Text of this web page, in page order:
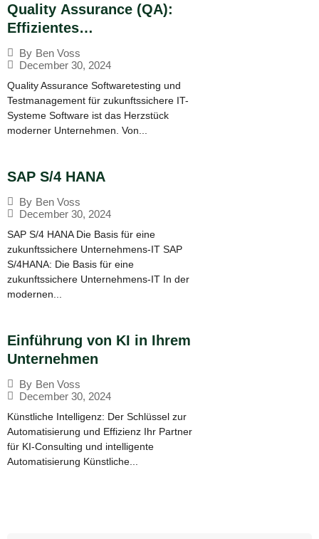
Quality Assurance (QA):
Effizientes
Testmanagement
By Ben Voss
December 30, 2024
Quality Assurance Softwaretesting und
Testmanagement für zukunftssichere IT-
Systeme Software ist das Herzstück
moderner Unternehmen. Von...
SAP S/4 HANA
By Ben Voss
December 30, 2024
SAP S/4 HANA Die Basis für eine
zukunftssichere Unternehmens-IT SAP
S/4HANA: Die Basis für eine
zukunftssichere Unternehmens-IT In der
modernen...
Einführung von KI in Ihrem
Unternehmen
By Ben Voss
December 30, 2024
Künstliche Intelligenz: Der Schlüssel zur
Automatisierung und Effizienz Ihr Partner
für KI-Consulting und intelligente
Automatisierung Künstliche...